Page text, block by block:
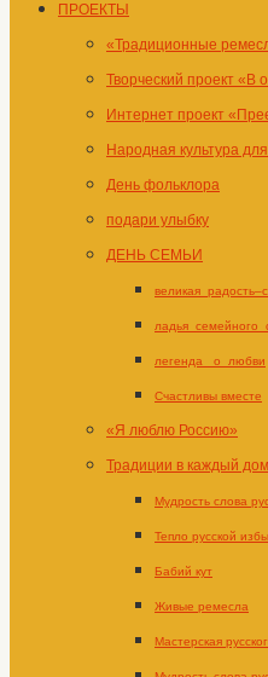
ПРОЕКТЫ
«Традиционные
Творческий проект «В
Интернет проект
Народная культура
День фольклора
подари улыбку
ДЕНЬ СЕМЬИ
легенда _о_любви
Счастливы вместе
«Я люблю Россию»
Традиции в каждый дом
Мудрость слова
Тепло русской избы
Бабий кут
Живые ремесла
Мастерская